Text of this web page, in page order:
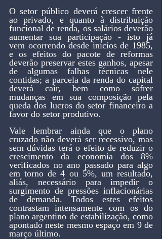
O setor público deverá crescer frente
ao privado, e quanto à distribuição
funcional de renda, os salários deverão
aumentar sua participação - isto já
vem ocorrendo desde inícios de 1985,
e os efeitos do pacote de reformas
deverão preservar estes ganhos, apesar
de algumas falhas técnicas nele
contidas; a parcela da renda do capital
deverá cair, bem como sofrer
mudanças em sua composição pela
queda dos lucros do setor financeiro a
favor do setor produtivo.
Vale lembrar ainda que o plano
cruzado não deverá ser recessivo, mas
sem dúvidas terá o efeito de reduzir o
crescimento da economia dos 8%
verificados no ano passado para algo
em torno de 4 ou 5%, um resultado,
aliás, necessário para impedir o
surgimento de pressões inflacionárias
de demanda. Todos estes efeitos
contrastam intensamente com os do
plano argentino de estabilização, como
apontado neste mesmo espaço em 9 de
março último.